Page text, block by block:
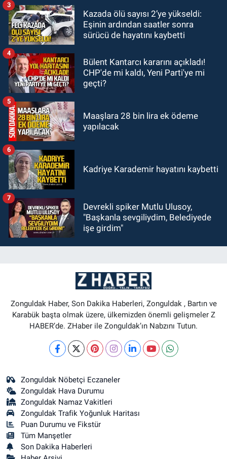
20:48Zonguldaklı oyuncu Ülkü
Hilal Çiftçi'nin babasından suç
Kazada ölü sayısı 2’ye yükseldi:
Eşinin ardından saatler sonra
sürücü de hayatını kaybetti
3
Bülent Kantarcı kararını açıkladı!
CHP'de mi kaldı, Yeni Parti'ye mi
geçti?
4
Maaşlara 28 bin lira ek ödeme
yapılacak
5
Kadriye Karademir hayatını kaybetti
6
Devrekli spiker Mutlu Ulusoy,
"Başkanla sevgiliydim, Belediyede
işe girdim"
7
Zonguldak Haber, Son Dakika Haberleri, Zonguldak , Bartın ve
Karabük başta olmak üzere, ülkemizden önemli gelişmeler Z
HABER’de. ZHaber ile Zonguldak’ın Nabzını Tutun.
Zonguldak Nöbetçi Eczaneler
Zonguldak Hava Durumu
Zonguldak Namaz Vakitleri
Zonguldak Trafik Yoğunluk Haritası
Puan Durumu ve Fikstür
Tüm Manşetler
Son Dakika Haberleri